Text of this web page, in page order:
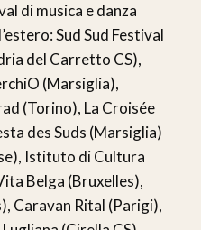
di musica e danza
Sud Sud Festival
del Carretto CS),
(Marsiglia),
(Torino), La Croisée
des Suds (Marsiglia)
Istituto di Cultura
Belga (Bruxelles),
Caravan Rital (Parigi),